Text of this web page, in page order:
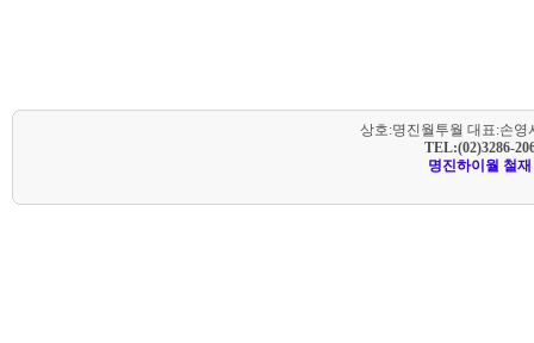
상호:명진월투월 대표:손영
TEL:(02)3286-
명진하이월 철